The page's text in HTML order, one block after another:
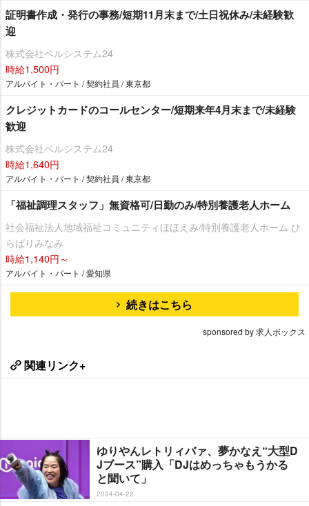
証明書作成・発行の事務/短期11月末まで/土日祝休み/未経験歓
迎
株式会社ベルシステム24
時給1,500円
アルバイト・パート / 契約社員 / 東京都
クレジットカードのコールセンター/短期来年4月末まで/未経験
歓迎
株式会社ベルシステム24
時給1,640円
アルバイト・パート / 契約社員 / 東京都
「福祉調理スタッフ」無資格可/日勤のみ/特別養護老人ホーム
社会福祉法人地域福祉コミュニティほほえみ/特別養護老人ホーム ひ
らばりみなみ
時給1,140円～
アルバイト・パート / 愛知県
続きはこちら
sponsored by 求人ボックス
関連リンク+
ゆりやんレトリィバァ、夢かなえ“大型D
Jブース”購入「DJはめっちゃもうかる
と聞いて」
2024-04-22